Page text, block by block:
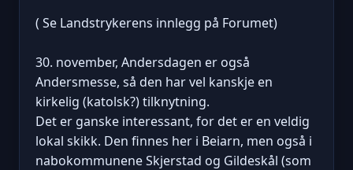
( Se Landstrykerens innlegg på Forumet)
30. november, Andersdagen er også
Andersmesse, så den har vel kanskje en
kirkelig (katolsk?) tilknytning.
Det er ganske interessant, for det er en veldig
lokal skikk. Den finnes her i Beiarn, men også i
nabokommunene Skjerstad og Gildeskål (som